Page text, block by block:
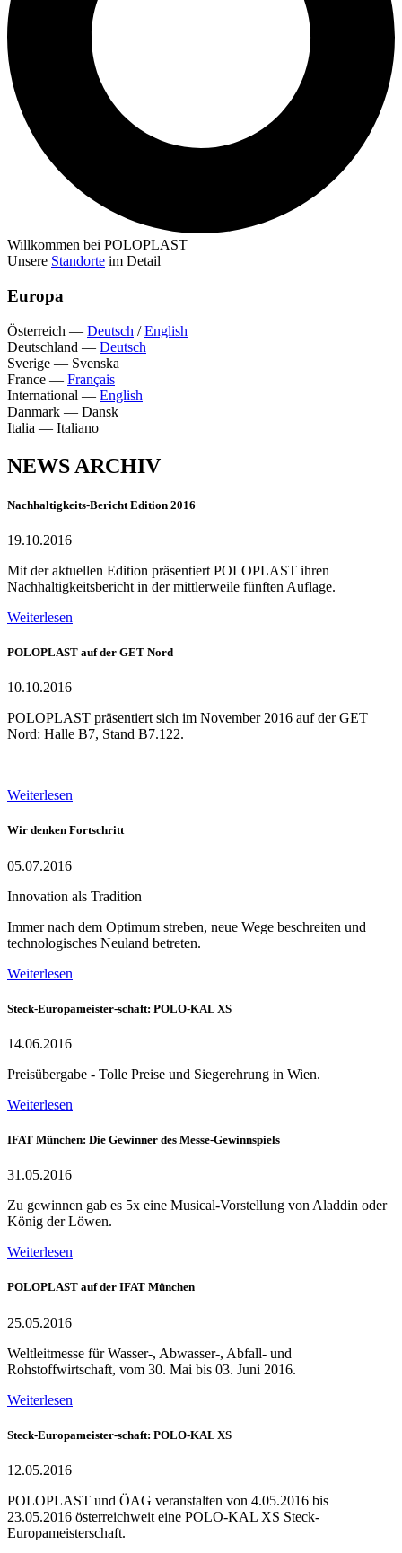
Willkommen bei POLOPLAST
Unsere Standorte im Detail
Europa
Österreich — Deutsch /English
Deutschland — Deutsch
Sverige — Svenska
France — Français
International — English
Danmark — Dansk
Italia — Italiano
NEWS ARCHIV
Nachhaltigkeits-Bericht Edition 2016
19.10.2016
Mit der aktuellen Edition präsentiert POLOPLAST ihren
Nachhaltigkeitsbericht in der mittlerweile fünften Auflage.
Weiterlesen
POLOPLAST auf der GET Nord
10.10.2016
POLOPLAST präsentiert sich im November 2016 auf der GET
Nord: Halle B7, Stand B7.122.
Weiterlesen
Wir denken Fortschritt
05.07.2016
Innovation als Tradition
Immer nach dem Optimum streben, neue Wege beschreiten und
technologisches Neuland betreten.
Weiterlesen
Steck-Europameister-schaft: POLO-KAL XS
14.06.2016
Preisübergabe - Tolle Preise und Siegerehrung in Wien.
Weiterlesen
IFAT München: Die Gewinner des Messe-Gewinnspiels
31.05.2016
Zu gewinnen gab es 5x eine Musical-Vorstellung von Aladdin oder
König der Löwen.
Weiterlesen
POLOPLAST auf der IFAT München
25.05.2016
Weltleitmesse für Wasser-, Abwasser-, Abfall- und
Rohstoffwirtschaft, vom 30. Mai bis 03. Juni 2016.
Weiterlesen
Steck-Europameister-schaft: POLO-KAL XS
12.05.2016
POLOPLAST und ÖAG veranstalten von 4.05.2016 bis
23.05.2016 österreichweit eine POLO-KAL XS Steck-
Europameisterschaft.